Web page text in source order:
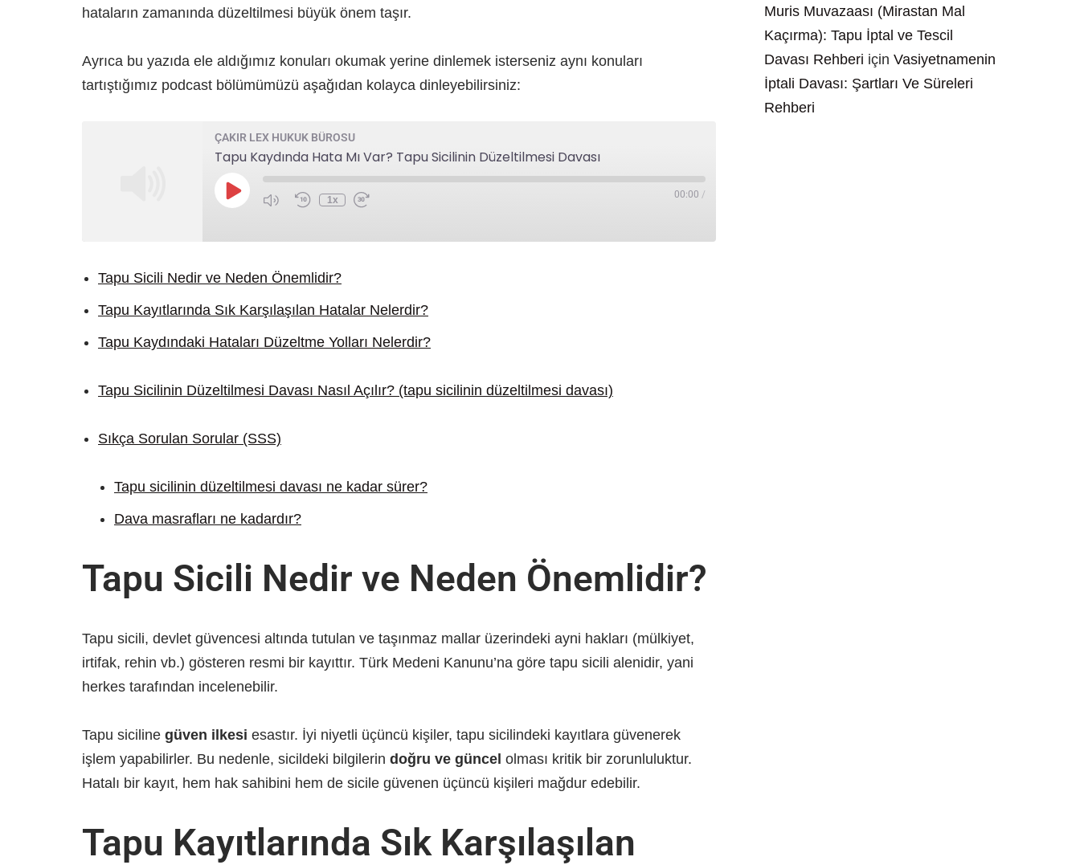
hataların zamanında düzeltilmesi büyük önem taşır.
Ayrıca bu yazıda ele aldığımız konuları okumak yerine dinlemek isterseniz aynı konuları
tartıştığımız podcast bölümümüzü aşağıdan kolayca dinleyebilirsiniz:
ÇAKIR LEX HUKUK BÜROSU
Tapu Kaydında Hata Mı Var? Tapu Sicilinin Düzeltilmesi Davası
1x 00:00 /
Tapu Sicili Nedir ve Neden Önemlidir?
Tapu Kayıtlarında Sık Karşılaşılan Hatalar Nelerdir?
Tapu Kaydındaki Hataları Düzeltme Yolları Nelerdir?
Tapu Sicilinin Düzeltilmesi Davası Nasıl Açılır? (tapu sicilinin düzeltilmesi davası)
Sıkça Sorulan Sorular (SSS)
Tapu sicilinin düzeltilmesi davası ne kadar sürer?
Dava masrafları ne kadardır?
Tapu Sicili Nedir ve Neden Önemlidir?
Tapu sicili, devlet güvencesi altında tutulan ve taşınmaz mallar üzerindeki ayni hakları (mülkiyet,
irtifak, rehin vb.) gösteren resmi bir kayıttır. Türk Medeni Kanunu’na göre tapu sicili alenidir, yani
herkes tarafından incelenebilir.
Tapu siciline güven ilkesi esastır. İyi niyetli üçüncü kişiler, tapu sicilindeki kayıtlara güvenerek
işlem yapabilirler. Bu nedenle, sicildeki bilgilerin doğru ve güncel olması kritik bir zorunluluktur.
Hatalı bir kayıt, hem hak sahibini hem de sicile güvenen üçüncü kişileri mağdur edebilir.
Tapu Kayıtlarında Sık Karşılaşılan
Muris Muvazaası (Mirastan Mal
Kaçırma): Tapu İptal ve Tescil
Davası Rehberi için Vasiyetnamenin
İptali Davası: Şartları Ve Süreleri
Rehberi